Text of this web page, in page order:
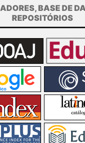
BASE DE
REPOSITÓRIOS